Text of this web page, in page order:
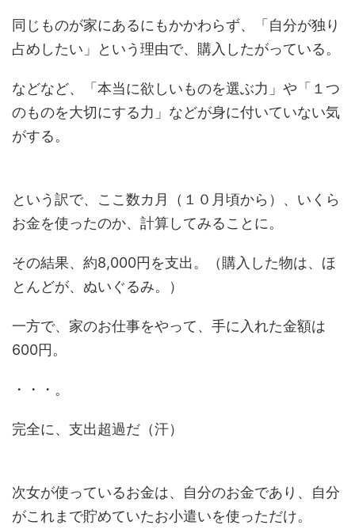
同じものが家にあるにもかかわらず、「自分が独り
占めしたい」という理由で、購入したがっている。
などなど、「本当に欲しいものを選ぶ力」や「１つ
のものを大切にする力」などが身に付いていない気
がする。
という訳で、ここ数カ月（１０月頃から）、いくら
お金を使ったのか、計算してみることに。
その結果、約8,000円を支出。（購入した物は、ほ
とんどが、ぬいぐるみ。）
一方で、家のお仕事をやって、手に入れた金額は
600円。
・・・。
完全に、支出超過だ（汗）
次女が使っているお金は、自分のお金であり、自分
がこれまで貯めていたお小遣いを使っただけ。